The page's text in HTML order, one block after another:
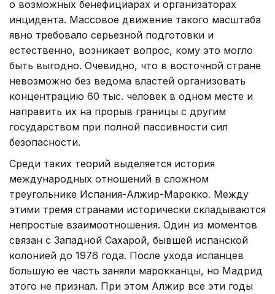
о возможных бенефициарах и организаторах
инцидента. Массовое движение такого масштаба
явно требовало серьезной подготовки и
естественно, возникает вопрос, кому это могло
быть выгодно. Очевидно, что в восточной стране
невозможно без ведома властей организовать
концентрацию 60 тыс. человек в одном месте и
направить их на прорыв границы с другим
государством при полной пассивности сил
безопасности.
Среди таких теорий выделяется история
международных отношений в сложном
треугольнике Испания-Алжир-Марокко. Между
этими тремя странами исторически складываются
непростые взаимоотношения. Один из моментов
связан с Западной Сахарой, бывшей испанской
колонией до 1976 года. После ухода испанцев
большую ее часть заняли марокканцы, но Мадрид
этого не признал. При этом Алжир все эти годы